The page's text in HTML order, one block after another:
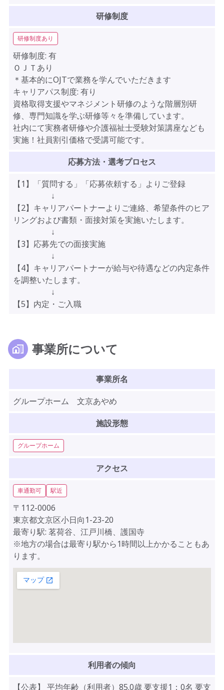
研修制度
研修制度あり
研修制度: 有
ＯＪＴあり
＊基本的にOJTで業務を学んでいただきます
キャリアパス制度: 有り
資格取得支援やマネジメント研修のような階層別研
修、専門知識を学ぶ研修等々を準備しています。
社内にて実務者研修や介護福祉士受験対策講座なども
実施！社員割引価格で受講可能です。
応募方法・選考プロセス
【1】「質問する」「応募依頼する」よりご登録
↓
【2】キャリアパートナーよりご連絡、希望条件のヒア
リングおよび書類・面接対策を実施いたします。
↓
【3】応募先での面接実施
↓
【4】キャリアパートナーが給与や待遇などの内定条件
を調整いたします。
↓
【5】内定・ご入職
事業所について
事業所名
グループホーム 文京あやめ
施設形態
グループホーム
アクセス
車通勤可 駅近
〒112-0006
東京都文京区小日向1-23-20
最寄り駅: 茗荷谷、江戸川橋、護国寺
※地方の場合は最寄り駅から1時間以上かかることもあ
ります。
利用者の傾向
【公表】 平均年齢（利用者）85.0歳 要支援1：0名 要支